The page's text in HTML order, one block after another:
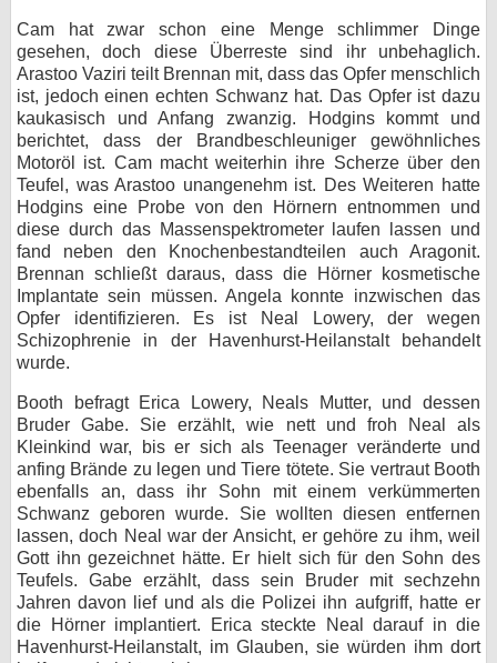
Cam hat zwar schon eine Menge schlimmer Dinge
gesehen, doch diese Überreste sind ihr unbehaglich.
Arastoo Vaziri teilt Brennan mit, dass das Opfer menschlich
ist, jedoch einen echten Schwanz hat. Das Opfer ist dazu
kaukasisch und Anfang zwanzig. Hodgins kommt und
berichtet, dass der Brandbeschleuniger gewöhnliches
Motoröl ist. Cam macht weiterhin ihre Scherze über den
Teufel, was Arastoo unangenehm ist. Des Weiteren hatte
Hodgins eine Probe von den Hörnern entnommen und
diese durch das Massenspektrometer laufen lassen und
fand neben den Knochenbestandteilen auch Aragonit.
Brennan schließt daraus, dass die Hörner kosmetische
Implantate sein müssen. Angela konnte inzwischen das
Opfer identifizieren. Es ist Neal Lowery, der wegen
Schizophrenie in der Havenhurst-Heilanstalt behandelt
wurde.
Booth befragt Erica Lowery, Neals Mutter, und dessen
Bruder Gabe. Sie erzählt, wie nett und froh Neal als
Kleinkind war, bis er sich als Teenager veränderte und
anfing Brände zu legen und Tiere tötete. Sie vertraut Booth
ebenfalls an, dass ihr Sohn mit einem verkümmerten
Schwanz geboren wurde. Sie wollten diesen entfernen
lassen, doch Neal war der Ansicht, er gehöre zu ihm, weil
Gott ihn gezeichnet hätte. Er hielt sich für den Sohn des
Teufels. Gabe erzählt, dass sein Bruder mit sechzehn
Jahren davon lief und als die Polizei ihn aufgriff, hatte er
die Hörner implantiert. Erica steckte Neal darauf in die
Havenhurst-Heilanstalt, im Glauben, sie würden ihm dort